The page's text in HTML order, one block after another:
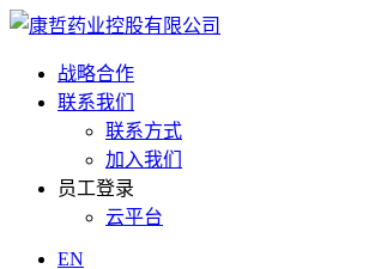
战略合作
联系我们
联系方式
加入我们
员工登录
云平台
EN